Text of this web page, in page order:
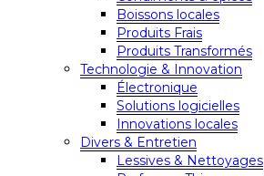
Boissons locales
Produits Frais
Produits Transformés
Technologie & Innovation
Électronique
Solutions logicielles
Innovations locales
Divers & Entretien
Lessives & Nettoyages